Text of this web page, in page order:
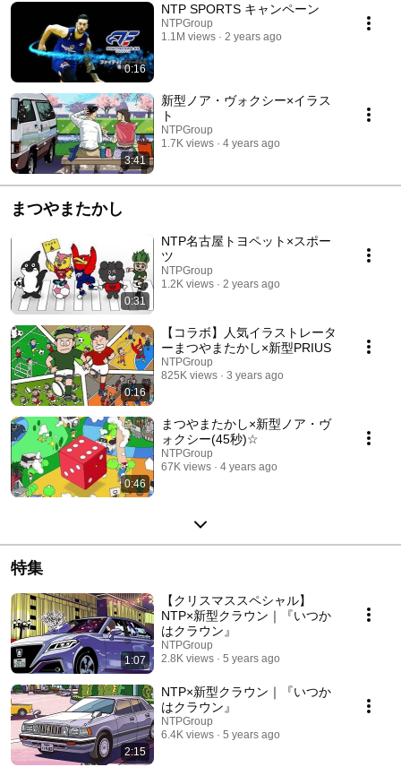
0:16
NTP SPORTS キャンペーン
NTPGroup
1.1M views
2 years ago
3:41
新型ノア・ヴォクシー×イラス
ト
NTPGroup
1.7K views
4 years ago
まつやまたかし
0:31
NTP名古屋トヨペット×スポー
ツ
NTPGroup
1.2K views
2 years ago
0:16
【コラボ】人気イラストレータ
ーまつやまたかし×新型PRIUS
NTPGroup
825K views
3 years ago
0:46
まつやまたかし×新型ノア・ヴ
ォクシー(45秒)☆
NTPGroup
67K views
4 years ago
特集
1:07
【クリスマススペシャル】
NTP×新型クラウン｜『いつか
はクラウン』
NTPGroup
2.8K views
5 years ago
2:15
NTP×新型クラウン｜『いつか
はクラウン』
NTPGroup
6.4K views
5 years ago